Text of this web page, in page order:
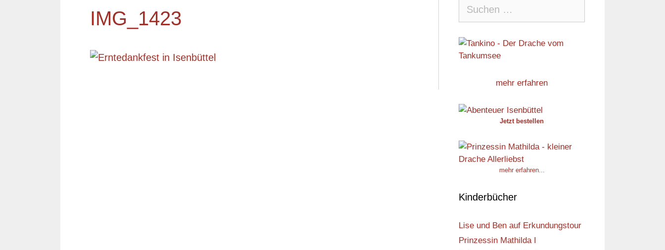
IMG_1423
nach:
mehr erfahren
Jetzt bestellen
mehr erfahren...
Kinderbücher
Lise und Ben auf Erkundungstour
Prinzessin Mathilda I